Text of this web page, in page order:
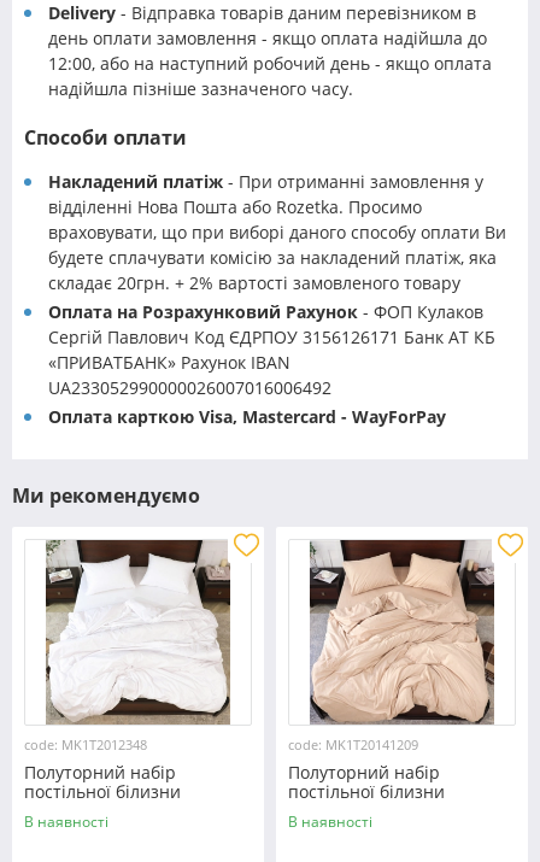
Delivery - Відправка товарів даним перевізником в
день оплати замовлення - якщо оплата надійшла до
12:00, або на наступний робочий день - якщо оплата
надійшла пізніше зазначеного часу.
Способи оплати
Накладений платіж - При отриманні замовлення у
відділенні Нова Пошта або Rozetka. Просимо
враховувати, що при виборі даного способу оплати Ви
будете сплачувати комісію за накладений платіж, яка
складає 20грн. + 2% вартості замовленого товару
Оплата на Розрахунковий Рахунок - ФОП Кулаков
Сергій Павлович Код ЄДРПОУ 3156126171 Банк АТ КБ
«ПРИВАТБАНК» Рахунок IBAN
UA233052990000026007016006492
Оплата карткою Visa, Mastercard - WayForPay
Ми рекомендуємо
code: MK1T2012348
Полуторний набір
постільної білизни
150*220 із мікрофібри
№2012348 Черешенка™
В наявності
code: MK1T20141209
Полуторний набір
постільної білизни
150*220 із мікрофібри
№20141209 Черешенка™
В наявності